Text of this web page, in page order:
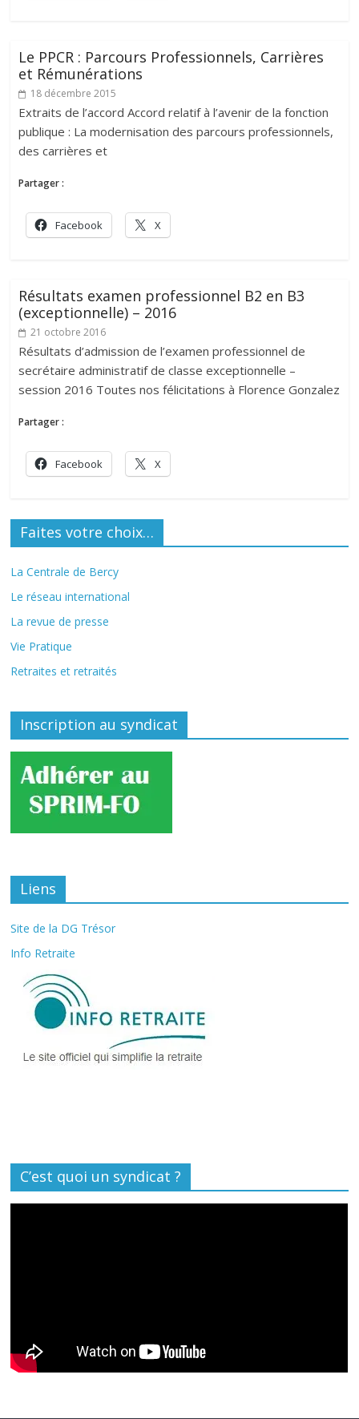
Le PPCR : Parcours Professionnels, Carrières
et Rémunérations
18 décembre 2015
Extraits de l’accord Accord relatif à l’avenir de la fonction
publique : La modernisation des parcours professionnels,
des carrières et
Partager :
Facebook X
Résultats examen professionnel B2 en B3
(exceptionnelle) – 2016
21 octobre 2016
Résultats d’admission de l’examen professionnel de
secrétaire administratif de classe exceptionnelle –
session 2016 Toutes nos félicitations à Florence Gonzalez
Partager :
Facebook X
Faites votre choix…
La Centrale de Bercy
Le réseau international
La revue de presse
Vie Pratique
Retraites et retraités
Inscription au syndicat
Liens
Site de la DG Trésor
Info Retraite
C’est quoi un syndicat ?